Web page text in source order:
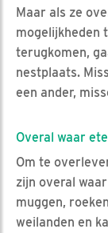
Maar als ze
mogelijkheden
terugkomen,
nestplaats.
een ander,
Overal waar
Om te
zijn overal
muggen,
weilanden en